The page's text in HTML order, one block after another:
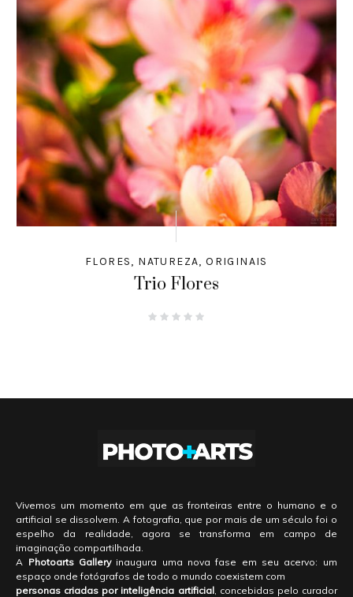
FLORES, NATUREZA,ORIGINAIS
Trio Flores
Vivemos um momento em que as fronteiras entre o humano e o
artificial se dissolvem. A fotografia, que por mais de um século foi o
espelho da realidade, agora se transforma em campo de
imaginação compartilhada.
A Photoarts Galleryinaugura uma nova fase em seu acervo: um
espaço onde fotógrafos de todo o mundo coexistem com
personas criadas por inteligência artificial, concebidas pelo curador